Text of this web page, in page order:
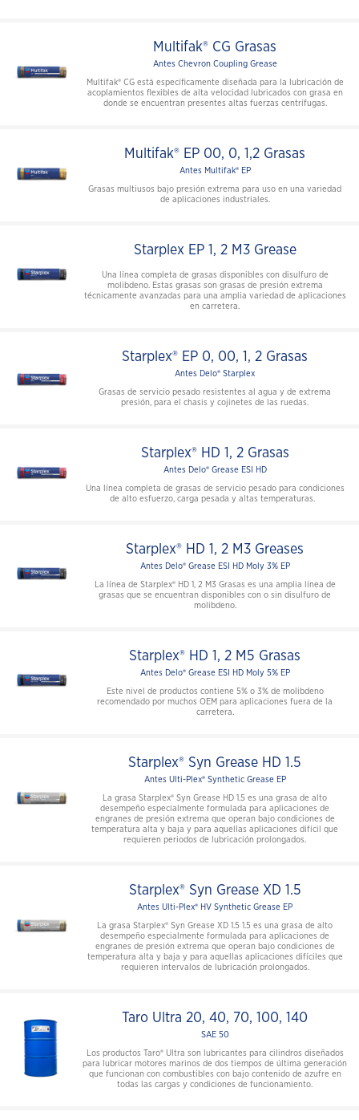
Multifak® CG Grasas
Antes Chevron Coupling Grease
Multifak® CG está específicamente diseñada para la lubricación de
acoplamientos flexibles de alta velocidad lubricados con grasa en
donde se encuentran presentes altas fuerzas centrífugas.
Multifak® EP 00, 0, 1,2 Grasas
Antes Multifak® EP
Grasas multiusos bajo presión extrema para uso en una variedad
de aplicaciones industriales.
Starplex EP 1, 2 M3 Grease
Una línea completa de grasas disponibles con disulfuro de
molibdeno. Estas grasas son grasas de presión extrema
técnicamente avanzadas para una amplia variedad de aplicaciones
en carretera.
Starplex® EP 0, 00, 1, 2 Grasas
Antes Delo® Starplex
Grasas de servicio pesado resistentes al agua y de extrema
presión, para el chasis y cojinetes de las ruedas.
Starplex® HD 1, 2 Grasas
Antes Delo® Grease ESI HD
Una línea completa de grasas de servicio pesado para condiciones
de alto esfuerzo, carga pesada y altas temperaturas.
Starplex® HD 1, 2 M3 Greases
Antes Delo® Grease ESI HD Moly 3% EP
La línea de Starplex® HD 1, 2 M3 Grasas es una amplia línea de
grasas que se encuentran disponibles con o sin disulfuro de
molibdeno.
Starplex® HD 1, 2 M5 Grasas
Antes Delo® Grease ESI HD Moly 5% EP
Este nivel de productos contiene 5% o 3% de molibdeno
recomendado por muchos OEM para aplicaciones fuera de la
carretera.
Starplex® Syn Grease HD 1.5
Antes Ulti-Plex® Synthetic Grease EP
La grasa Starplex® Syn Grease HD 1.5 es una grasa de alto
desempeño especialmente formulada para aplicaciones de
engranes de presión extrema que operan bajo condiciones de
temperatura alta y baja y para aquellas aplicaciones difícil que
requieren periodos de lubricación prolongados.
Starplex® Syn Grease XD 1.5
Antes Ulti-Plex® HV Synthetic Grease EP
La grasa Starplex® Syn Grease XD 1.5 1.5 es una grasa de alto
desempeño especialmente formulada para aplicaciones de
engranes de presión extrema que operan bajo condiciones de
temperatura alta y baja y para aquellas aplicaciones difíciles que
requieren intervalos de lubricación prolongados.
Taro Ultra 20, 40, 70, 100, 140
SAE 50
Los productos Taro® Ultra son lubricantes para cilindros diseñados
para lubricar motores marinos de dos tiempos de última generación
que funcionan con combustibles con bajo contenido de azufre en
todas las cargas y condiciones de funcionamiento.